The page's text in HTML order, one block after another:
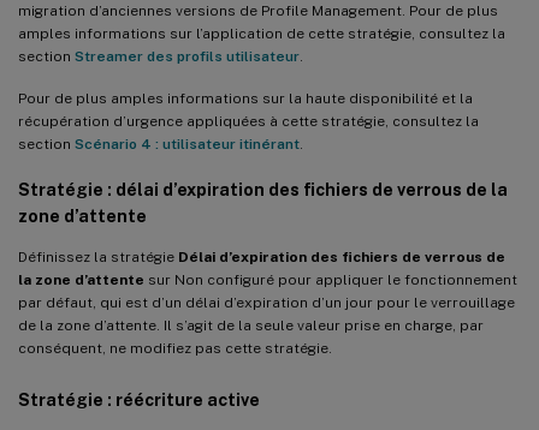
migration d’anciennes versions de Profile Management. Pour de plus
amples informations sur l’application de cette stratégie, consultez la
section Streamer des profils utilisateur
Pour de plus amples informations sur la haute disponibilité et la
récupération d’urgence appliquées à cette stratégie, consultez la
section Scénario 4 : utilisateur itinérant
Stratégie : délai d’expiration des fichiers de verrous de la
zone d’attente
Définissez la stratégie Délai d’expiration des fichiers de verrous de
la zone d’attente sur Non configuré pour appliquer le fonctionnement
par défaut, qui est d’un délai d’expiration d’un jour pour le verrouillage
de la zone d’attente. Il s’agit de la seule valeur prise en charge, par
conséquent, ne modifiez pas cette stratégie.
Stratégie : réécriture active